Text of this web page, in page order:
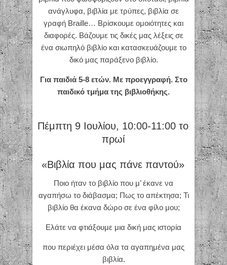
ανάγλυφα, βιβλία με τρύπες, βιβλία σε
γραφή Braille… Βρίσκουμε ομοιότητες και
διαφορές. Βάζουμε τις δικές μας λέξεις σε
ένα σιωπηλό βιβλίο και κατασκευάζουμε το
δικό μας παράξενο βιβλίο.
Για παιδιά 5-8 ετών. Με προεγγραφή. Στο
παιδικό τμήμα της βιβλιοθήκης.
Πέμπτη 9 Ιουλίου, 10:00-11:00 το
πρωί
«Βιβλία που μας πάνε παντού»
Ποιο ήταν το βιβλίο που μ’ έκανε να
αγαπήσω το διάβασμα; Πως το απέκτησα; Τι
βιβλίο θα έκανα δώρο σε ένα φίλο μου;
Ελάτε να φτιάξουμε μια δική μας ιστορία
που περιέχει μέσα όλα τα αγαπημένα μας
βιβλία.